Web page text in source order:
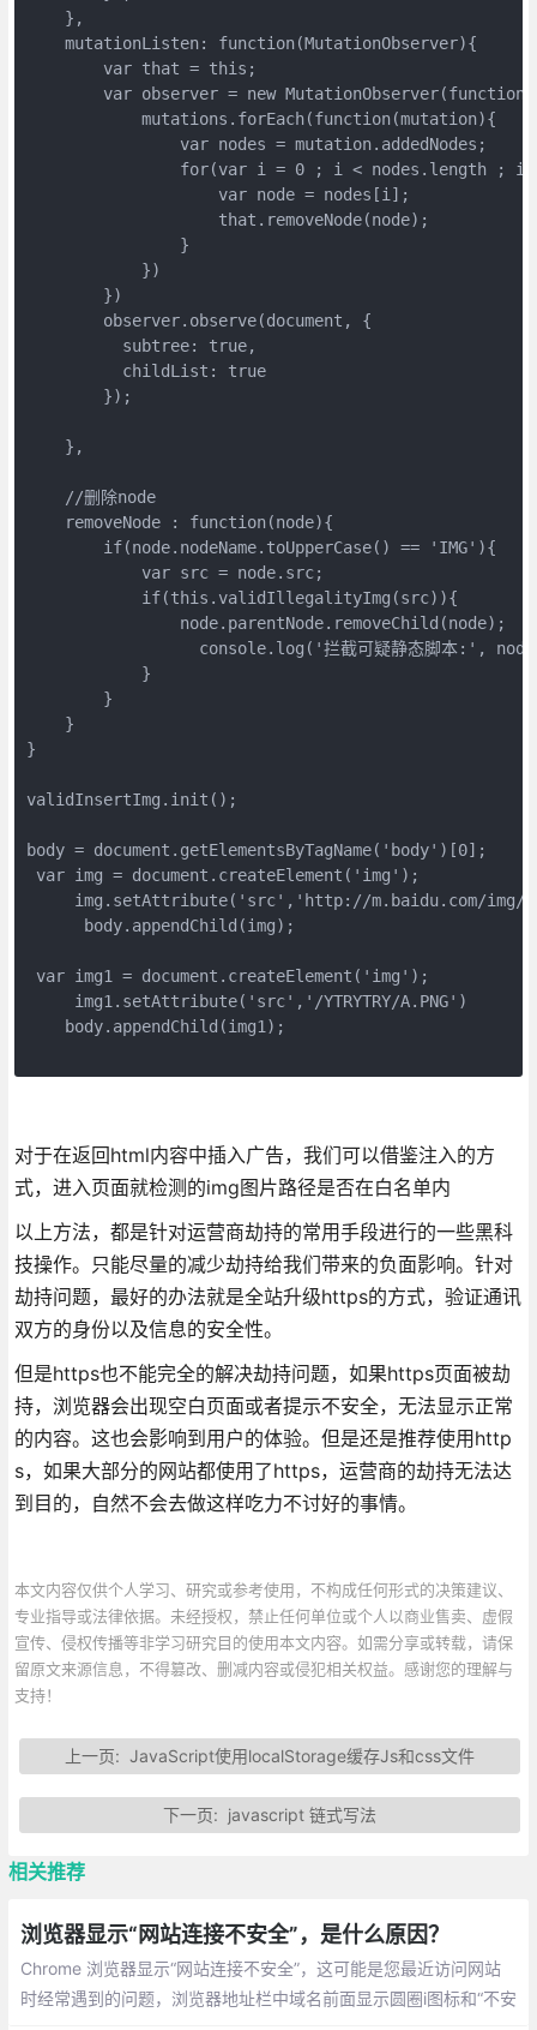
    },
    mutationListen: function(MutationObserver){
        var that = this;
var observer = new
            mutations.forEach(function(mutation){
                var nodes = mutation.addedNodes;
for(var i = 0 ; i < nodes.length ;
                    var node = nodes[i];
                    that.removeNode(node);
                }
            })
        })
        observer.observe(document, {
          subtree: true,
          childList: true
        });
    },
    //删除node
    removeNode : function(node){
        if(node.nodeName.toUpperCase() == 'IMG'){
            var src = node.src;
            if(this.validIllegalityImg(src)){
                node.parentNode.removeChild(node);
console.log('拦截可疑静态脚本:',
            }
        }
    }
}
validInsertImg.init();
body = document.getElementsByTagName('body')[0];
var img = document.createElement('img');
img.setAttribute('src','http://m.baidu.com/img/
      body.appendChild(img);
var img1 = document.createElement('img');
     img1.setAttribute('src','/YTRYTRY/A.PNG')
对于在返回html内容中插入广告，我们可以借鉴注入的方
式，进入页面就检测的img图片路径是否在白名单内
以上方法，都是针对运营商劫持的常用手段进行的一些黑科
技操作。只能尽量的减少劫持给我们带来的负面影响。针对
劫持问题，最好的办法就是全站升级https的方式，验证通讯
双方的身份以及信息的安全性。
但是https也不能完全的解决劫持问题，如果https页面被劫
持，浏览器会出现空白页面或者提示不安全，无法显示正常
的内容。这也会影响到用户的体验。但是还是推荐使用http
s，如果大部分的网站都使用了https，运营商的劫持无法达
到目的，自然不会去做这样吃力不讨好的事情。
本文内容仅供个人学习、研究或参考使用，不构成任何形式的决策建议、
专业指导或法律依据。未经授权，禁止任何单位或个人以商业售卖、虚假
宣传、侵权传播等非学习研究目的使用本文内容。如需分享或转载，请保
留原文来源信息，不得篡改、删减内容或侵犯相关权益。感谢您的理解与
支持！
上一页: JavaScript使用localStorage缓存Js和css文件
下一页: javascript 链式写法
相关推荐
浏览器显示“网站连接不安全”，是什么原因？
Chrome 浏览器显示“网站连接不安全”，这可能是您最近访问网站
时经常遇到的问题，浏览器地址栏中域名前面显示圆圈i图标和“不安